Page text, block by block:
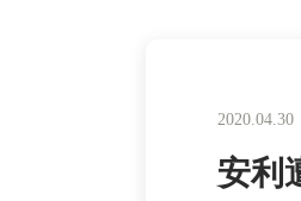
2020.04.30
安利